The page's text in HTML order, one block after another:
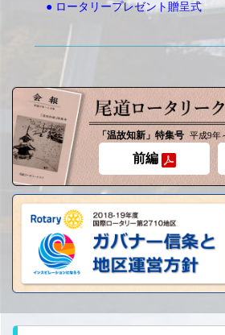
● ロータリープレゼント贈呈式
「温故知新」特集号 平成9年
前編